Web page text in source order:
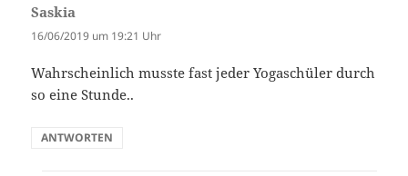
Saskia
16/06/2019 um 19:21 Uhr
Wahrscheinlich musste fast jeder Yogaschüler durch
so eine Stunde..
ANTWORTEN